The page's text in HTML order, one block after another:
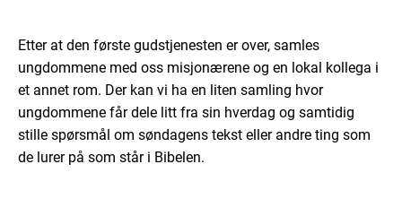
Etter at den første gudstjenesten er over, samles
ungdommene med oss misjonærene og en lokal kollega i
et annet rom. Der kan vi ha en liten samling hvor
ungdommene får dele litt fra sin hverdag og samtidig
stille spørsmål om søndagens tekst eller andre ting som
de lurer på som står i Bibelen.